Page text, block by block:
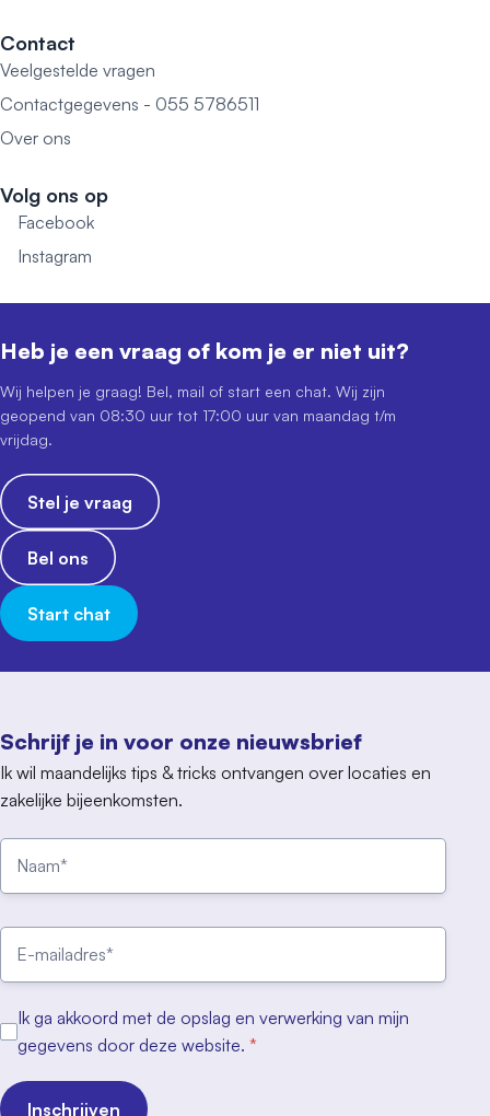
Contact
Veelgestelde vragen
Contactgegevens - 055 5786511
Over ons
Volg ons op
Facebook
Instagram
Schrijf je in voor onze nieuwsbrief
Ik wil maandelijks tips & tricks ontvangen over locaties en
zakelijke bijeenkomsten.
Ik ga akkoord met de opslag en verwerking van mijn
gegevens door deze website. *
Inschrijven
Heb je een vraag of kom je er niet uit?
Wij helpen je graag! Bel, mail of start een chat. Wij zijn
geopend van 08:30 uur tot 17:00 uur van maandag t/m
vrijdag.
Stel je vraag
Bel ons
Start chat